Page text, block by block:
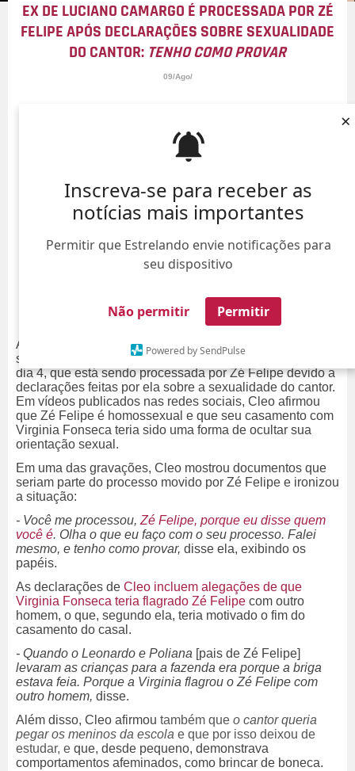
Inscreva-se para receber as
notícias mais importantes
Permitir que Estrelando envie notificações para
seu dispositivo
Não permitir Permitir
Powered by SendPulse
×
EX DE LUCIANO CAMARGO É PROCESSADA POR ZÉ
FELIPE APÓS DECLARAÇÕES SOBRE SEXUALIDADE
DO CANTOR: TENHO COMO PROVAR
09/Ago/
A influenciadora Cleo Loyola, ex-esposa do cantor
sertanejo Luciano Camargo, revelou nesta quarta-feira,
dia 4, que está sendo processada por Zé Felipe devido a
declarações feitas por ela sobre a sexualidade do cantor.
Em vídeos publicados nas redes sociais, Cleo afirmou
que Zé Felipe é homossexual e que seu casamento com
Virginia Fonseca teria sido uma forma de ocultar sua
orientação sexual.
Em uma das gravações, Cleo mostrou documentos que
seriam parte do processo movido por Zé Felipe e ironizou
a situação:
- Você me processou, Zé Felipe, porque eu disse quem
você é. Olha o que eu faço com o seu processo. Falei
mesmo, e tenho como provar, disse ela, exibindo os
papéis.
As declarações de Cleo incluem alegações de que
Virginia Fonseca teria flagrado Zé Felipe com outro
homem, o que, segundo ela, teria motivado o fim do
casamento do casal.
- Quando o Leonardo e Poliana [pais de Zé Felipe]
levaram as crianças para a fazenda era porque a briga
estava feia. Porque a Virginia flagrou o Zé Felipe com
outro homem, disse.
Além disso, Cleo afirmou também que o cantor queria
pegar os meninos da escola e que por isso deixou de
estudar, e que, desde pequeno, demonstrava
comportamentos afeminados, como brincar de boneca.